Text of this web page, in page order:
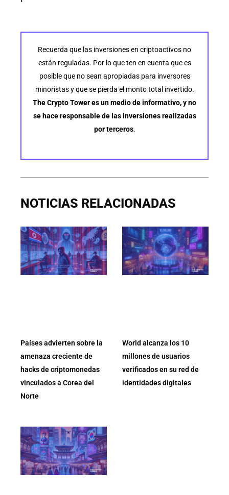
Recuerda que las inversiones en criptoactivos no
están reguladas. Por lo que ten en cuenta que es
posible que no sean apropiadas para inversores
minoristas y que se pierda el monto total invertido.
The Crypto Tower es un medio de informativo, y no
se hace responsable de las inversiones realizadas
por terceros.
NOTICIAS RELACIONADAS
Países advierten sobre la
amenaza creciente de
hacks de criptomonedas
vinculados a Corea del
Norte
World alcanza los 10
millones de usuarios
verificados en su red de
identidades digitales